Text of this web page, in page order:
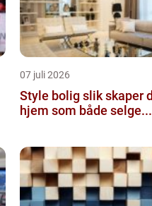
07 juli 2026
Style bolig slik skaper du et
hjem som både selge...